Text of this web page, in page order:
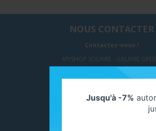
NOUS CONTACTER
Contactez-nous !
MYSHOP SOLAIRE - GALAXIE
297, Avenue Paul LANGEVIN
Jusqu'à -7%